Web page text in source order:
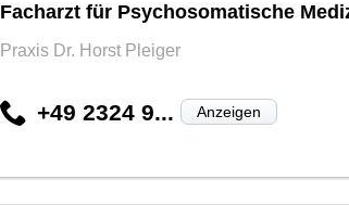
Facharzt für Psychosomatische
Praxis Dr. Horst Pleiger
+49 2324 9... Anzeigen